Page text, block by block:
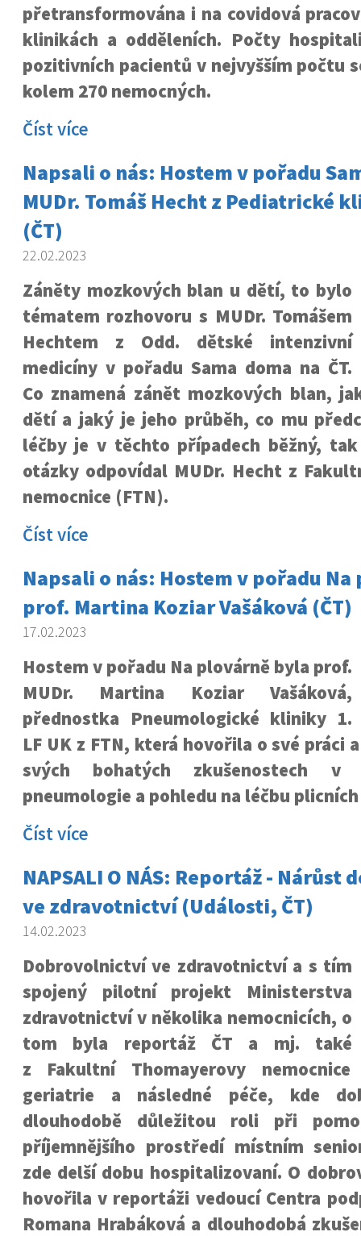
přetransformována i na covidová
klinikách a odděleních. Počty
pozitivních pacientů v nejvyšším počtu
kolem 270 nemocných.
Číst více
Napsali o nás: Hostem v pořadu
MUDr. Tomáš Hecht z Pediatrické
(ČT)
22.02.2023
Záněty mozkových blan u dětí, to bylo
tématem rozhovoru s MUDr. Tomášem
Hechtem z Odd. dětské intenzivní
medicíny v pořadu Sama doma na ČT.
Co znamená zánět mozkových blan,
dětí a jaký je jeho průběh, co mu
léčby je v těchto případech běžný,
otázky odpovídal MUDr. Hecht z
nemocnice (FTN).
Číst více
Napsali o nás: Hostem v pořadu Na
prof. Martina Koziar Vašáková (ČT)
17.02.2023
Hostem v pořadu Na plovárně byla prof.
MUDr. Martina Koziar Vašáková,
přednostka Pneumologické kliniky 1.
LF UK z FTN, která hovořila o své práci
svých bohatých zkušenostech v
pneumologie a pohledu na léčbu
Číst více
NAPSALI O NÁS: Reportáž -
ve zdravotnictví (Události, ČT)
14.02.2023
Dobrovolnictví ve zdravotnictví a s tím
spojený pilotní projekt Ministerstva
zdravotnictví v několika nemocnicích, o
tom byla reportáž ČT a mj. také
z Fakultní Thomayerovy
geriatrie a následné péče, kde
dlouhodobě důležitou roli při
příjemnějšího prostředí místním
zde delší dobu hospitalizovaní. O
hovořila v reportáži vedoucí Centra
Romana Hrabáková a dlouhodobá